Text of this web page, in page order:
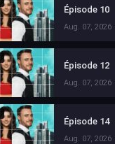
Épisode 10
Aug. 07, 2026
Épisode 12
Aug. 07, 2026
Épisode 14
Aug. 07, 2026